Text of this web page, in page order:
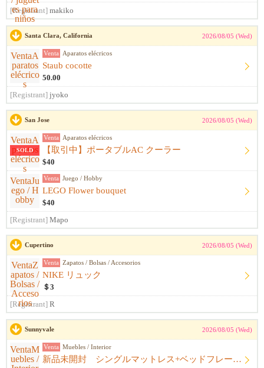
[Registrant] makiko
Santa Clara, California 2026/08/05 (Wed)
Venta Aparatos elécricos
Staub cocotte
50.00
[Registrant] jyoko
San Jose 2026/08/05 (Wed)
SOLD
Venta Aparatos elécricos
【取引中】ポータブルAC クーラー
$40
Venta Juego / Hobby
LEGO Flower bouquet
$40
[Registrant] Mapo
Cupertino 2026/08/05 (Wed)
Venta Zapatos / Bolsas / Accesorios
NIKE リュック
＄3
[Registrant] R
Sunnyvale 2026/08/05 (Wed)
Venta Muebles / Interior
新品未開封 シングルマットレス+ベッドフレーム+シーツ